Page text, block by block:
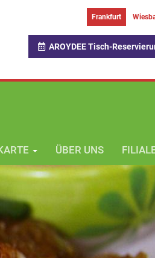
Frankfurt
AROYDEE Tisch-
ÜBER UNS